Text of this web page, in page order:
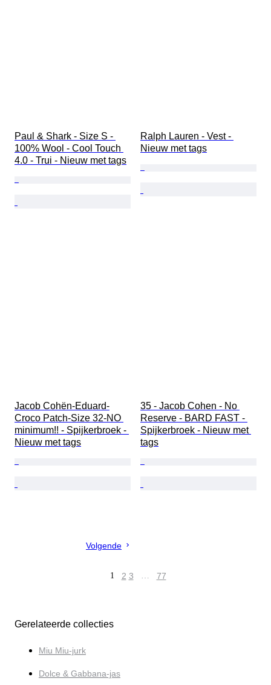
Paul & Shark - Size S -
100% Wool - Cool Touch
4.0 - Trui - Nieuw met tags
Ralph Lauren - Vest -
Nieuw met tags
Jacob Cohën-Eduard-
Croco Patch-Size 32-NO
minimum!! - Spijkerbroek -
Nieuw met tags
35 - Jacob Cohen - No
Reserve - BARD FAST -
Spijkerbroek - Nieuw met
tags
Volgende
1 2 3 … 77
Gerelateerde collecties
Miu Miu-jurk
Dolce & Gabbana-jas